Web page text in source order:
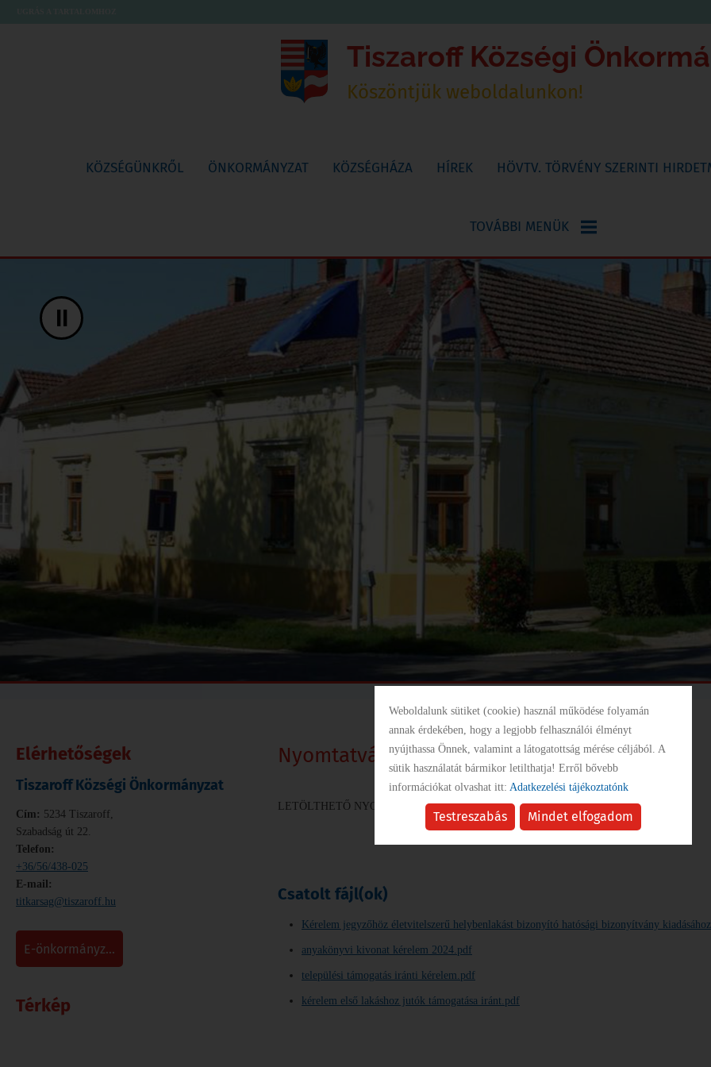
Tiszaroff Községi
Köszöntjük weboldalunkon!
KÖZSÉGÜNKRŐL ÖNKORMÁNYZAT KÖZSÉGHÁZA HÍREK HÖVTV. TÖRVÉNY SZERINTI
TOVÁBBI MENÜK
NYOMTATVÁNYOK
KÖNYVTÁR,
INFORMÁCIÓS ÉS
ADOMÁNYPONT
HORGÁSZTURISZTIKAI
TISZAROFFÉRT
KÖZALAPÍTVÁNY
KÖZBESZERZÉS
PÁLYÁZATOK
II
Elérhetőségek
Tiszaroff Községi Önkormányzat
Cím: 5234 Tiszaroff,
Szabadság út 22.
Telefon:
+36/56/438-025
E-mail:
titkarsag@tiszaroff.hu
e-önkormányz...
Térkép
Nyomtatványok
LETÖLTHETŐ NYOMTATVÁNYOK:
Csatolt fájl(ok)
Kérelem jegyzőhöz életvitelszerű helybenlakást bizonyító hatósági bizonyítvány
anyakönyvi kivonat kérelem 2024.pdf
települési támogatás iránti kérelem.pdf
kérelem első lakáshoz jutók támogatása iránt.pdf
Mindet elfogadom
Testreszabás
Weboldalunk sütiket (cookie) használ működése folyamán
annak érdekében, hogy a legjobb felhasználói élményt
nyújthassa Önnek, valamint a látogatottság mérése céljából. A
sütik használatát bármikor letilthatja! Erről bővebb
információkat olvashat itt: Adatkezelési tájékoztatónk